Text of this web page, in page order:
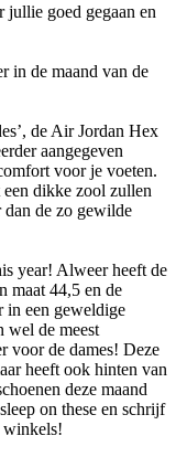
jullie goed gegaan en
in de maand van de
de Air Jordan Hex
aangegeven
voor je voeten.
dikke zool zullen
de zo gewilde
year! Alweer heeft de
maat 44,5 en de
in een geweldige
wel de meest
voor de dames! Deze
heeft ook hinten van
deze maand
on these en schrijf
winkels!